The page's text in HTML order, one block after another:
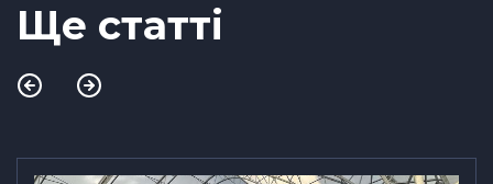
Ще статті